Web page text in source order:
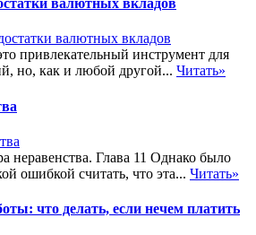
валютных вкладов
привлекательный инструмент для
но, как и любой другой... Читать»
неравенства. Глава 11 Однако было
ошибкой считать, что эта... Читать»
что делать, если нечем платить